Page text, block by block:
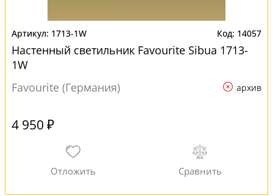
1713-1W 14057
Настенный светильник Favourite Sibua 1713-
1W
Favourite (Германия)
архив
4 950 ₽